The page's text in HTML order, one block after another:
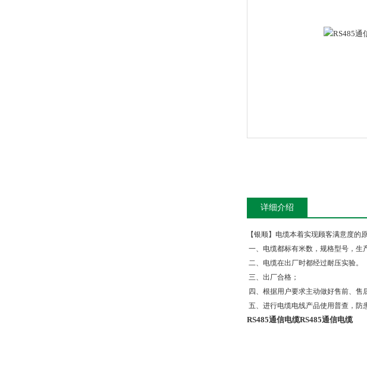
详细介绍
【银顺】电缆本着实现顾客满意度的
一、电缆都标有米数，规格型号，生
二、电缆在出厂时都经过耐压实验。
三、出厂合格；
四、根据用户要求主动做好售前、售
五、进行电缆电线产品使用普查，防
RS485通信电缆RS485通信电缆